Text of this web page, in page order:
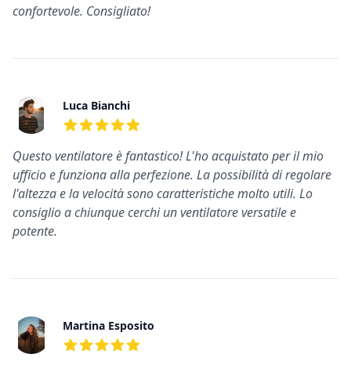
confortevole. Consigliato!
Luca Bianchi
Questo ventilatore è fantastico! L'ho acquistato per il mio
ufficio e funziona alla perfezione. La possibilità di regolare
l'altezza e la velocità sono caratteristiche molto utili. Lo
consiglio a chiunque cerchi un ventilatore versatile e
potente.
Martina Esposito